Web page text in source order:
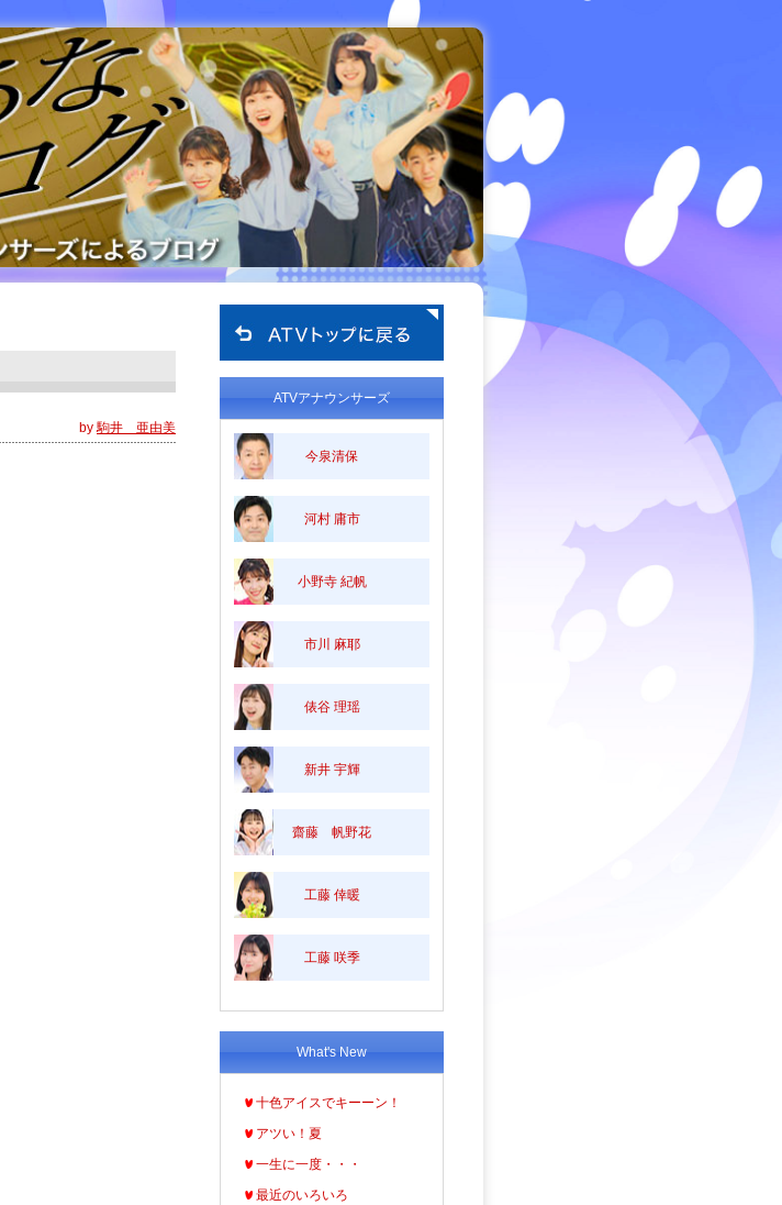
by駒井 亜由美
ATVアナウンサーズ
今泉清保
河村 庸市
小野寺 紀帆
市川 麻耶
俵谷 理瑶
新井 宇輝
齋藤 帆野花
工藤 倖暖
工藤 咲季
What's New
十色アイスでキーーン！
アツい！夏
一生に一度・・・
最近のいろいろ